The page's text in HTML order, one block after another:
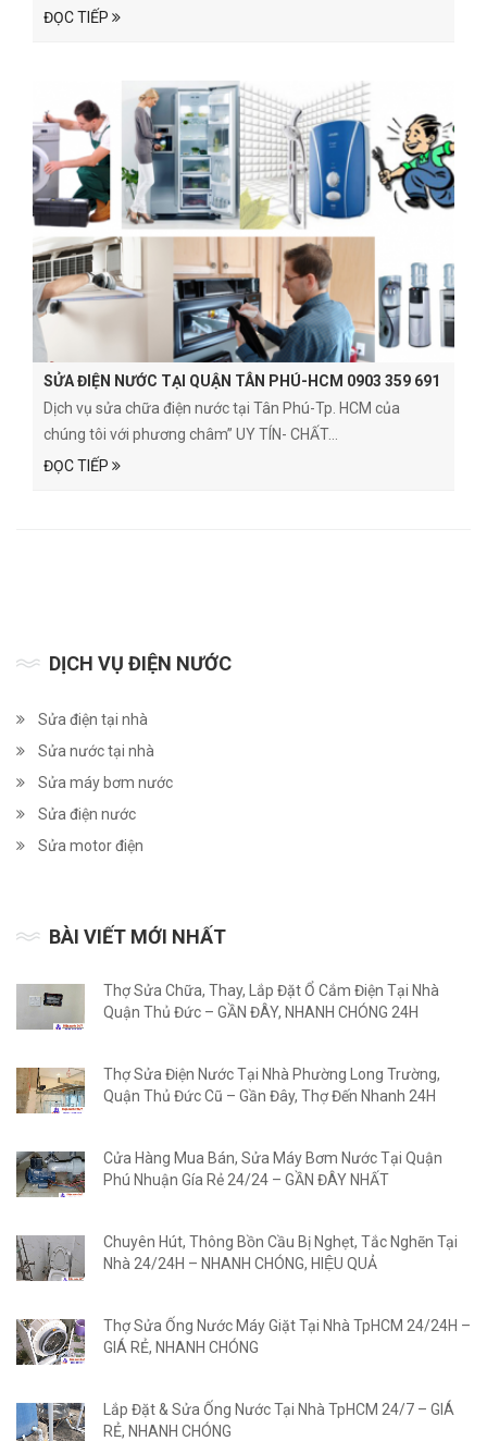
ĐỌC TIẾP
SỬA ĐIỆN NƯỚC TẠI QUẬN TÂN PHÚ-HCM 0903 359 691
Dịch vụ sửa chữa điện nước tại Tân Phú-Tp. HCM của
chúng tôi với phương châm” UY TÍN- CHẤT...
ĐỌC TIẾP
DỊCH VỤ ĐIỆN NƯỚC
Sửa điện tại nhà
Sửa nước tại nhà
Sửa máy bơm nước
Sửa điện nước
Sửa motor điện
BÀI VIẾT MỚI NHẤT
Thợ Sửa Chữa, Thay, Lắp Đặt Ổ Cắm Điện Tại Nhà
Quận Thủ Đức – GẦN ĐÂY, NHANH CHÓNG 24H
Thợ Sửa Điện Nước Tại Nhà Phường Long Trường,
Quận Thủ Đức Cũ – Gần Đây, Thợ Đến Nhanh 24H
Cửa Hàng Mua Bán, Sửa Máy Bơm Nước Tại Quận
Phú Nhuận Gía Rẻ 24/24 – GẦN ĐÂY NHẤT
Chuyên Hút, Thông Bồn Cầu Bị Nghẹt, Tắc Nghẽn Tại
Nhà 24/24H – NHANH CHÓNG, HIỆU QUẢ
Thợ Sửa Ống Nước Máy Giặt Tại Nhà TpHCM 24/24H –
GIÁ RẺ, NHANH CHÓNG
Lắp Đặt & Sửa Ống Nước Tại Nhà TpHCM 24/7 – GIÁ
RẺ, NHANH CHÓNG